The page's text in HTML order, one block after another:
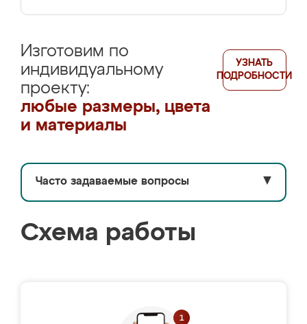
Изготовим по
индивидуальному
проекту:
любые размеры, цвета
и материалы
УЗНАТЬ
ПОДРОБНОСТИ
Часто задаваемые вопросы ▼
Схема работы